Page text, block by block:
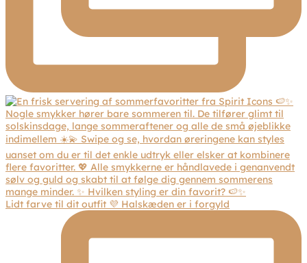
Lidt farve til dit outfit 💜 Halskæden er i forgyld